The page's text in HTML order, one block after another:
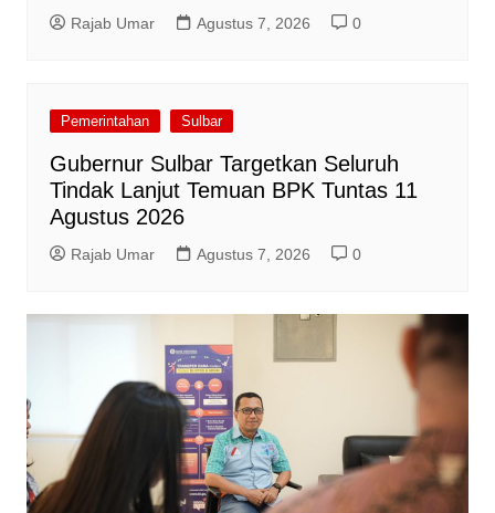
Rajab Umar Agustus 7, 2026 0
Pemerintahan Sulbar
Gubernur Sulbar Targetkan Seluruh
Tindak Lanjut Temuan BPK Tuntas 11
Agustus 2026
Rajab Umar Agustus 7, 2026 0